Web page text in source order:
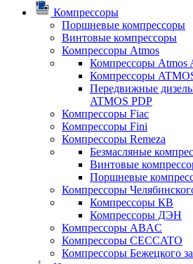
Компрессоры
Поршневые компрессоры
Винтовые компрессоры
Компрессоры Atmos
Компрессоры Atmos
Компрессоры
Передвижные
ATMOS PDP
Компрессоры Fiac
Компрессоры Fini
Компрессоры Remeza
Безмасляные
Винтовые
Поршневые
Компрессоры
Компрессоры КВ
Компрессоры ДЭН
Компрессоры ABAC
Компрессоры CECCATO
Компрессоры Бежецкого